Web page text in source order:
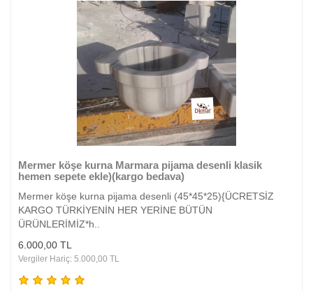
Mermer köşe kurna Marmara pijama desenli klasik
hemen sepete ekle)(kargo bedava)
Mermer köşe kurna pijama desenli (45*45*25){ÜCRETSİZ
KARGO TÜRKİYENİN HER YERİNE BÜTÜN
ÜRÜNLERİMİZ*h..
6.000,00 TL
Vergiler Hariç: 5.000,00 TL